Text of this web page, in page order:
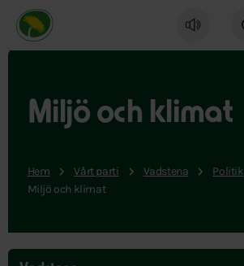
Miljöpartiet de gröna, startsida
Miljö och klimat
Hem Vårt parti Vadstena
Politik
Miljö och klimat
Hoppa